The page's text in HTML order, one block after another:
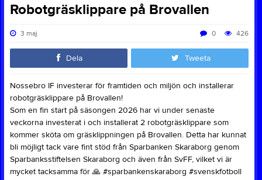
Robotgräsklippare på Brovallen
3 maj 426
0
Dela Tweeta
Nossebro IF investerar för framtiden och miljön och installerar
robotgräsklippare på Brovallen!
Som en fin start på säsongen 2026 har vi under senaste
veckorna investerat i och installerat 2 robotgräsklippare som
kommer sköta om gräsklippningen på Brovallen. Detta har kunnat
bli möjligt tack vare fint stöd från Sparbanken Skaraborg genom
Sparbanksstiftelsen Skaraborg och även från SvFF, vilket vi är
mycket tacksamma för 🙏 #sparbankenskaraborg #svenskfotboll